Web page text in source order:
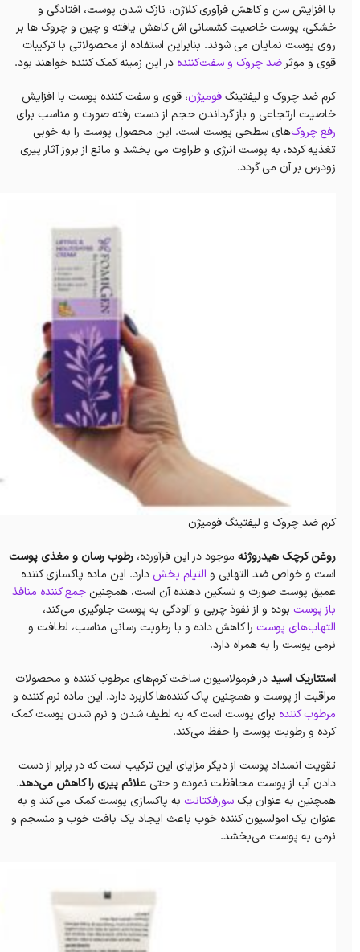
با افزایش سن و کاهش فرآوری کلاژن، نازک شدن پوست، افتادگی و
خشکی، پوست خاصیت کشسانی اش کاهش یافته و چین و چروک ها بر
روی پوست نمایان می شوند. بنابراین استفاده از محصولاتی با ترکیبات
قوی و موثرضد چروک و سفت‌کننده در این زمینه کمک کننده خواهند بود.
کرم ضد چروک و لیفتینگفومیژن، قوی و سفت کننده پوست با افزایش
خاصیت ارتجاعی و باز گرداندن حجم از دست رفته صورت و مناسب برای
رفع چروک‌های سطحی پوست است. این محصول پوست را به خوبی
تغذیه کرده، به پوست انرژی و طراوت می بخشد و مانع از بروز آثار پیری
زودرس بر آن می گردد.
کرم ضد چروک و لیفتینگ فومیژن
روغن کرچک هیدروژنه موجود در این فرآورده، رطوب رسان و مغذی پوست
است و خواص ضد التهابی و التیام بخش دارد. این ماده پاکسازی کننده
عمیق پوست صورت و تسکین دهنده آن است، همچنین جمع کننده منافذ
باز پوست بوده و از نفوذ چربی و آلودگی به پوست جلوگیری می‌کند،
التهاب‌های پوست را کاهش داده و با رطوبت رسانی مناسب، لطافت و
نرمی پوست را به همراه دارد.
استئاریک اسیددر فرمولاسیون ساخت کرم‌های مرطوب کننده و محصولات
مراقبت از پوست و همچنین پاک کننده‌ها کاربرد دارد. این ماده نرم کننده و
مرطوب کننده برای پوست است که به لطیف شدن و نرم شدن پوست کمک
کرده و رطوبت پوست را حفظ می‌کند.
تقویت انسداد پوست از دیگر مزایای این ترکیب است که در برابر از دست
دادن آب از پوست محافظت نموده و حتی علائم پیری را کاهش می‌دهد.
همچنین به عنوان یک سورفکتانت به پاکسازی پوست کمک می کند و به
عنوان یک امولسیون کننده خوب باعث ایجاد یک بافت خوب و منسجم و
نرمی به پوست می‌بخشد.